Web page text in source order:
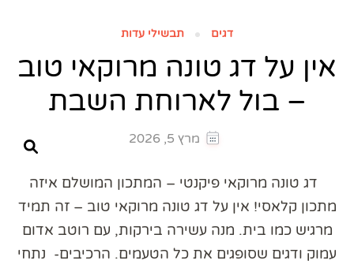
דגים תבשילי עדות
אין על דג טונה מרוקאי טוב
– בול לארוחת השבת
מרץ 5, 2026
דג טונה מרוקאי פיקנטי – המתכון המושלם איזה
מתכון קלאסי! אין על דג טונה מרוקאי טוב – זה תמיד
מרגיש כמו בית. מנה עשירה בירקות, עם רוטב אדום
עמוק ודגים שסופגים את כל הטעמים. הרכיבים- נתחי